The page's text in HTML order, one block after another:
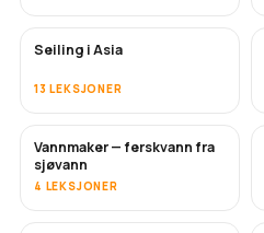
SNART
Seiling i Asia
13 LEKSJONER
SNART
Vannmaker — ferskvann fra
sjøvann
4 LEKSJONER